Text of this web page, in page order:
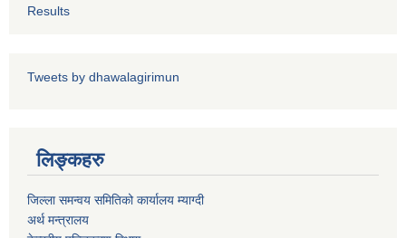
Results
Tweets by dhawalagirimun
लिङ्कहरु
जिल्ला समन्वय समितिको कार्यालय म्याग्दी
अर्थ मन्त्रालय